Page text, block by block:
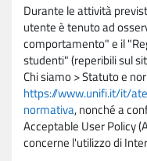
Durante le attività
utente è tenuto ad
comportamento" e il
studenti" (reperibili sul
Chi siamo > Statuto e
https://www.unifi.it/it/
normativa, nonché a
Acceptable User Policy
concerne l'utilizzo di